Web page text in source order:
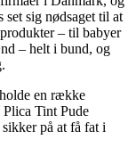
sig nødsaget til at
– til babyer
– helt i bund, og
en række
Tint Pude
på at få fat i